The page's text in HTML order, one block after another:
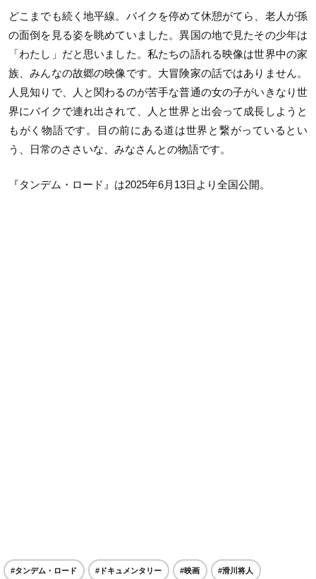
どこまでも続く地平線。バイクを停めて休憩がてら、老人が孫
の面倒を見る姿を眺めていました。異国の地で見たその少年は
「わたし」だと思いました。私たちの語れる映像は世界中の家
族、みんなの故郷の映像です。大冒険家の話ではありません。
人見知りで、人と関わるのが苦手な普通の女の子がいきなり世
界にバイクで連れ出されて、人と世界と出会って成長しようと
もがく物語です。目の前にある道は世界と繋がっているとい
う、日常のささいな、みなさんとの物語です。
『タンデム・ロード』は2025年6月13日より全国公開。
#タンデム・ロード #ドキュメンタリー #映画 #滑川将人